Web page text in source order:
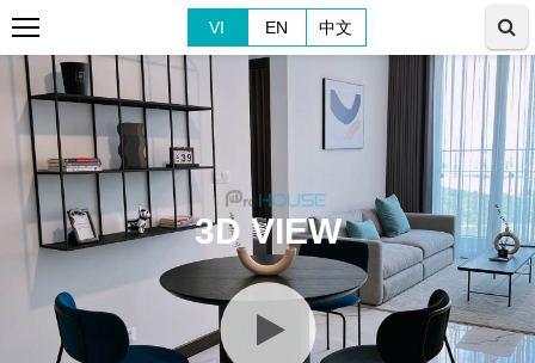
VI EN 中文
3D VIEW